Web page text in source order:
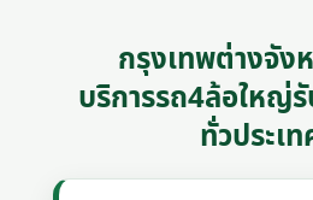
กรุงเทพต่างจังห
บริการรถ4ล้อใหญ่
ทั่วประเ